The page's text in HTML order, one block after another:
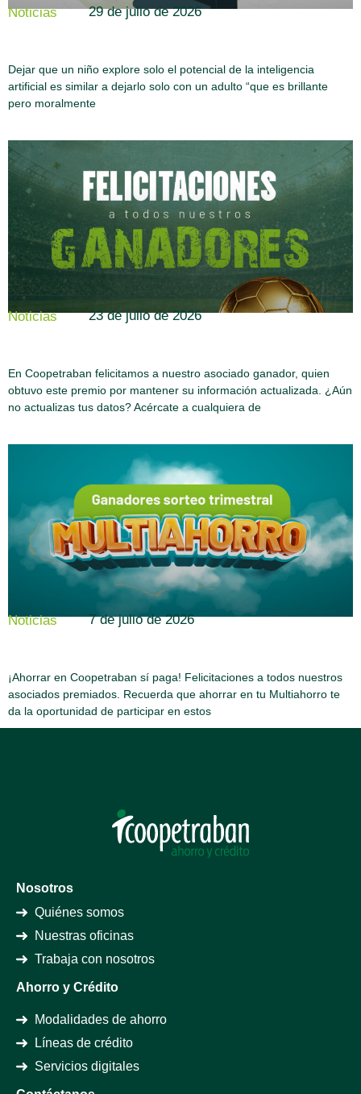
Noticias
Dejar que un niño explore solo el potencial de la inteligencia
artificial es similar a dejarlo solo con un adulto “que es brillante
pero moralmente
29 de julio de 2026
Noticias
En Coopetraban felicitamos a nuestro asociado ganador, quien
obtuvo este premio por mantener su información actualizada. ¿Aún
no actualizas tus datos? Acércate a cualquiera de
23 de julio de 2026
Noticias
¡Ahorrar en Coopetraban sí paga! Felicitaciones a todos nuestros
asociados premiados. Recuerda que ahorrar en tu Multiahorro te
da la oportunidad de participar en estos
7 de julio de 2026
Nosotros
Quiénes somos
Nuestras oficinas
Trabaja con nosotros
Ahorro y Crédito
Modalidades de ahorro
Líneas de crédito
Servicios digitales